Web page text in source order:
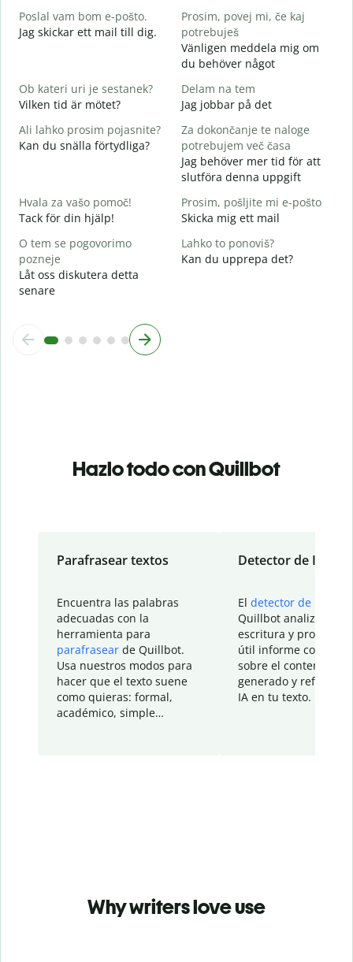
Poslal vam bom e-pošto.
Jag skickar ett mail till dig.
Prosim, povej mi, če kaj
potrebuješ
Vänligen meddela mig om
du behöver något
Ob kateri uri je sestanek?
Vilken tid är mötet?
Delam na tem
Jag jobbar på det
Ali lahko prosim pojasnite?
Kan du snälla förtydliga?
Za dokončanje te naloge
potrebujem več časa
Jag behöver mer tid för att
slutföra denna uppgift
Hvala za vašo pomoč!
Tack för din hjälp!
Prosim, pošljite mi e-pošto
Skicka mig ett mail
O tem se pogovorimo
pozneje
Låt oss diskutera detta
senare
Lahko to ponoviš?
Kan du upprepa det?
Hazlo todo con Quillbot
Parafrasear textos
Encuentra las palabras
adecuadas con la
herramienta para
parafrasear de Quillbot.
Usa nuestros modos para
hacer que el texto suene
como quieras: formal,
académico, simple…
Detector de IA
El detector de IA
Quillbot analiza tu
escritura y
útil informe con
sobre el contenido
generado y refinado
IA en tu texto.
Why writers love use